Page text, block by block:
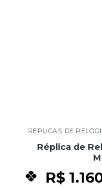
RÉPLICAS DE
Réplica de
R$